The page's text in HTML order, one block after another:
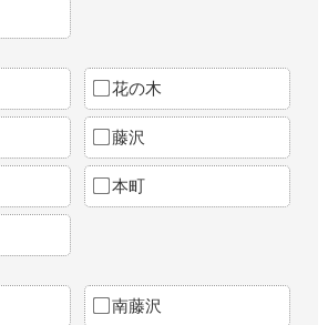
花の木
藤沢
本町
南藤沢